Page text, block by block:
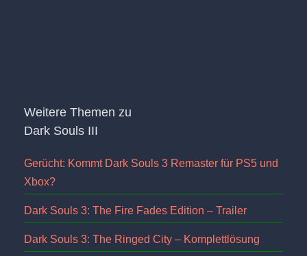
Weitere Themen zu
Dark Souls III
Gerücht: Kommt Dark Souls 3 Remaster für PS5 und
Xbox?
Dark Souls 3: The Fire Fades Edition – Trailer
Dark Souls 3: The Ringed City – Komplettlösung